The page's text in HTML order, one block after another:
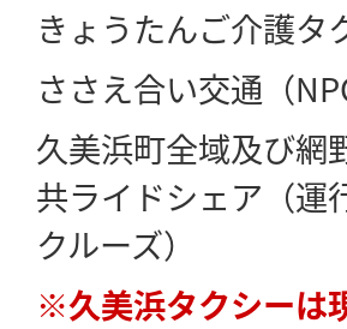
きょうたんご介護タ
ささえ合い交通（
久美浜町全域及び網
共ライドシェア（運
クルーズ）
※久美浜タクシーは